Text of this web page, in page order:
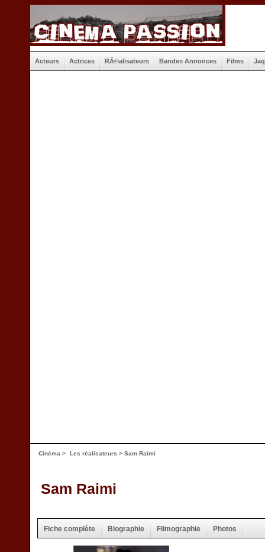
Acteurs Actrices RÃ©alisateurs Bandes Annonces Films
Cinéma > Les réalisateurs > Sam Raimi
Sam Raimi
Fiche complète Biographie Filmographie Photos